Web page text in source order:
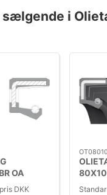
sælgende i
OA
DKK